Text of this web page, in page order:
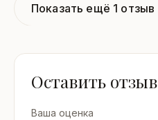
Показать ещё 1 отзыв
Оставить отзыв
Ваша оценка